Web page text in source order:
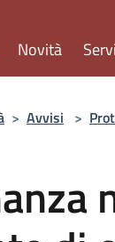
Novità
> Avvisi >